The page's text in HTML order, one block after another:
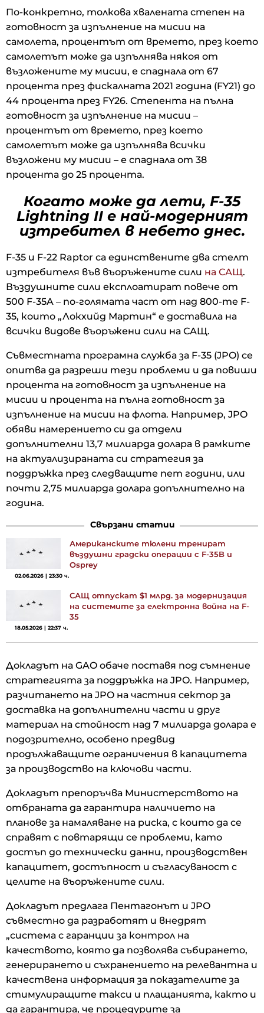
По-конкретно, толкова хвалената степен на
готовност за изпълнение на мисии на
самолета, процентът от времето, през което
самолетът може да изпълнява някоя от
възложените му мисии, е спаднала от 67
процента през фискалната 2021 година (FY21) до
44 процента през FY26. Степента на пълна
готовност за изпълнение на мисии –
процентът от времето, през което
самолетът може да изпълнява всички
възложени му мисии – е спаднала от 38
процента до 25 процента.
Когато може да лети, F-35
Lightning II е най-модерният
изтребител в небето днес.
F-35 и F-22 Raptor са единствените два стелт
изтребителя във въоръжените сили на САЩ.
Въздушните сили експлоатират повече от
500 F-35A – по-голямата част от над 800-те F-
35, които „Локхийд Мартин“ е доставила на
всички видове въоръжени сили на САЩ.
Съвместната програмна служба за F-35 (JPO) се
опитва да разреши тези проблеми и да повиши
процента на готовност за изпълнение на
мисии и процента на пълна готовност за
изпълнение на мисии на флота. Например, JPO
обяви намерението си да отдели
допълнителни 13,7 милиарда долара в рамките
на актуализираната си стратегия за
поддръжка през следващите пет години, или
почти 2,75 милиарда долара допълнително на
година.
Свързани статии
Американските тюлени тренират
въздушни градски операции с F-35B и
Osprey
02.06.2026 | 23:30 ч.
САЩ отпускат $1 млрд. за модернизация
на системите за електронна война на F-
35
18.05.2026 | 22:37 ч.
Докладът на GAO обаче поставя под съмнение
стратегията за поддръжка на JPO. Например,
разчитането на JPO на частния сектор за
доставка на допълнителни части и друг
материал на стойност над 7 милиарда долара е
подозрително, особено предвид
продължаващите ограничения в капацитета
за производство на ключови части.
Докладът препоръчва Министерството на
отбраната да гарантира наличието на
планове за намаляване на риска, с които да се
справят с повтарящи се проблеми, като
достъп до технически данни, производствен
капацитет, достъпност и съгласуваност с
целите на въоръжените сили.
Докладът предлага Пентагонът и JPO
съвместно да разработят и внедрят
„система с гаранции за контрол на
качеството, която да позволява събирането,
генерирането и съхранението на релевантна и
качествена информация за показателите за
стимулиращите такси и плащанията, както и
да гарантира, че процедурите за